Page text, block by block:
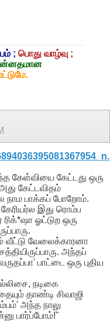
; பொது வாழ்வு ;
கேள்வியை கேட்டது ஒரு
கேட்டவிதம்
நாம பாக்கப் போறோம்.
கேரியர்ல இது ரொம்ப
ஓட்டுற ஒரு
வீட்டு வேலைக்காரனா
அந்தப்
பாட்டை ஒரு புதிய
நடிகை
தாண்டி சிவாஜி
அந்த நாலு
பார்ப்போம்!"